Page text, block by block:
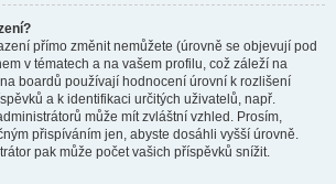
přímo změnit nemůžete (úrovně se objevují pod
v tématech a na vašem profilu, což záleží na
boardů používají hodnocení úrovní k rozlišení
a k identifikaci určitých uživatelů, např.
může mít zvláštní vzhled. Prosím,
přispíváním jen, abyste dosáhli vyšší úrovně.
pak může počet vašich příspěvků snížit.